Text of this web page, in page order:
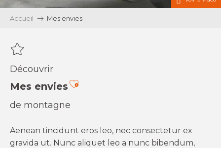
Accueil Mes envies
Découvrir
Mes enviesAjouter aux favoris
de montagne
Aenean tincidunt eros leo, nec consectetur ex
gravida ut. Nunc aliquet leo a nunc bibendum,